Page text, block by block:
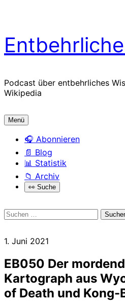
Zum
Inhalt
springen
Podcast über entbehrliches
Wikipedia
Menü
🎧 Abonnieren
📄 Blog
📊 Statistik
📁 Archiv
👀 SucheOpen
the
form
Suchen
1. Juni 2021
EB050 Der
Kartograph aus
of Death und Kong-